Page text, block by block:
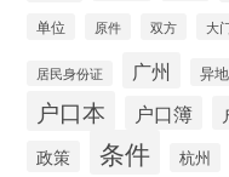
单位 原件 双方 大
居民身份证 广州 异地
户口本 户口簿
政策 条件 杭州